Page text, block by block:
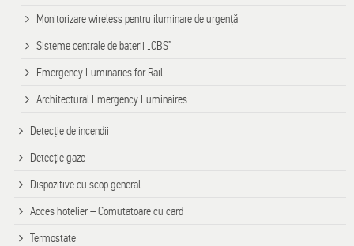
Monitorizare wireless pentru iluminare de urgență
Sisteme centrale de baterii „CBS”
Emergency Luminaries for Rail
Architectural Emergency Luminaires
Detecție de incendii
Detecție gaze
Dispozitive cu scop general
Acces hotelier – Comutatoare cu card
Termostate